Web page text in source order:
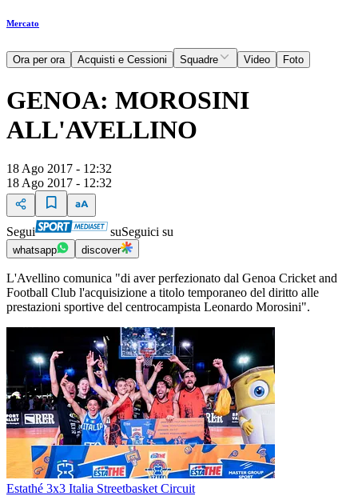
Mercato
Ora per ora Acquisti e Cessioni Squadre Video Foto
GENOA: MOROSINI
ALL'AVELLINO
18 Ago 2017 - 12:32
18 Ago 2017 - 12:32
Segui suSeguici su
whatsapp discover
L'Avellino comunica "di aver perfezionato dal Genoa Cricket and
Football Club l'acquisizione a titolo temporaneo del diritto alle
prestazioni sportive del centrocampista Leonardo Morosini".
Estathé 3x3 Italia Streetbasket Circuit